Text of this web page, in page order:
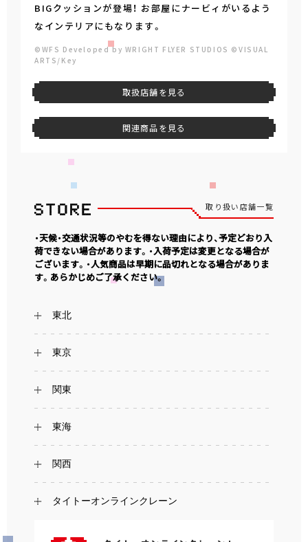
BIGクッションが登場！ お部屋にナービィがいるよう
なインテリアにもなります。
©WFS Developed by WRIGHT FLYER STUDIOS ©VISUAL
ARTS/Key
取扱店舗を見る
関連商品を見る
取り扱い店舗一覧
・天候・交通状況等のやむを得ない理由により、予定どおり入
荷できない場合があります。・入荷予定は変更となる場合が
ございます。・人気商品は早期に品切れとなる場合がありま
す。あらかじめご了承ください。
東北
東京
関東
東海
関西
タイトーオンラインクレーン